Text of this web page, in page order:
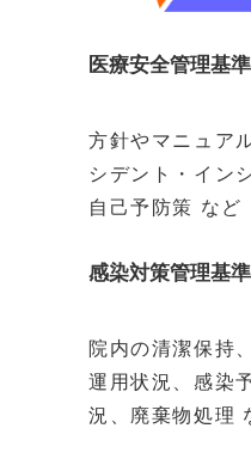
医療安全管理基準
方針やマニュア
シデント・イン
自己予防策 など
感染対策管理基準
院内の清潔保持
運用状況、感染
況、廃棄物処理